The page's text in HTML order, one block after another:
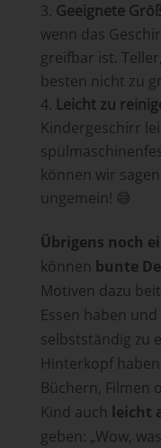
Geeignete
wenn das
greifbar ist.
besten nicht zu
Leicht zu
Kindergeschirr
können wir
ungemein! 😅​
Übrigens noch
können bunte
Motiven dazu
Essen haben
selbstständig zu
Hinterkopf
Büchern, Filmen
Kind auch leicht
geben: „Wow,